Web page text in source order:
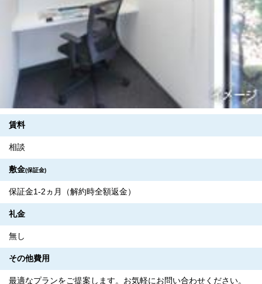
賃料
相談
敷金(保証金)
保証金1-2ヵ月（解約時全額返金）
礼金
無し
その他費用
最適なプランをご提案します。お気軽にお問い合わせください。